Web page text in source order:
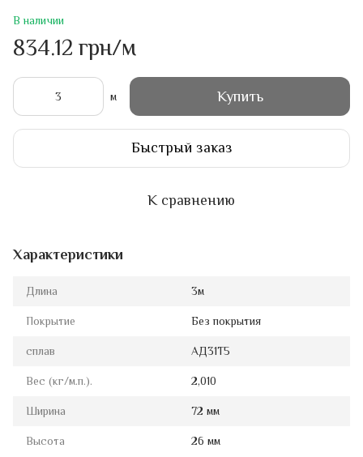
В наличии
834.12 грн/м
м Купить
Быстрый заказ
К сравнению
Характеристики
Длина 3м
Покрытие Без покрытия
сплав АД31Т5
Вес (кг/м.п.). 2,010
Ширина 72 мм
Высота 26 мм